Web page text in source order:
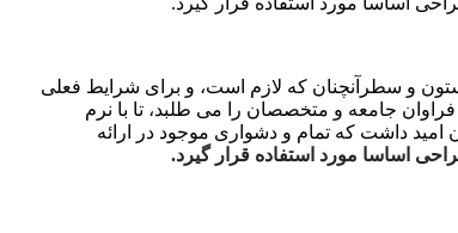
و سطرآنچنان که لازم است، و برای شرایط فعلی
جامعه و متخصصان را می طلبد، تا با نرم
داشت که تمام و دشواری موجود در ارائه
اساسا مورد استفاده قرار گیرد.